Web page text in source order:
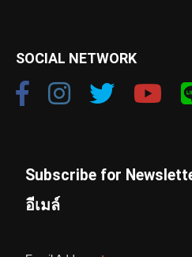
SOCIAL NETWORK
Subscribe for
อีเมล์